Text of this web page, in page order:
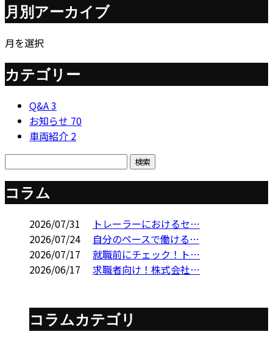
月別アーカイブ
月を選択
カテゴリー
Q&A3
お知らせ 70
車両紹介 2
コラム
2026/07/31
トレーラーにおけるセ…
2026/07/24
自分のペースで働ける…
2026/07/17
就職前にチェック！ト…
2026/06/17
求職者向け！株式会社…
コラムカテゴリ